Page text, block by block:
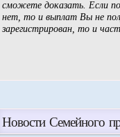
Новости Семейного